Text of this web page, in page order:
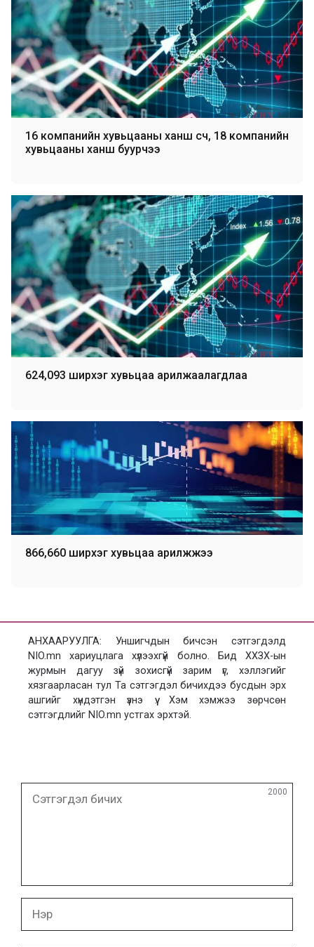
16 компанийн хувьцааны ханш өсч, 18 компанийн
хувьцааны ханш буурчээ
624,093 ширхэг хувьцаа арилжаалагдлаа
866,660 ширхэг хувьцаа арилжжээ
АНХААРУУЛГА: Уншигчдын бичсэн сэтгэгдэлд
NIO.mn хариуцлага хүлээхгүй болно. Бид ХХЗХ-ын
журмын дагуу зүй зохисгүй зарим үг, хэллэгийг
хязгаарласан тул Та сэтгэгдэл бичихдээ бусдын эрх
ашгийг хүндэтгэн үзнэ үү. Хэм хэмжээ зөрчсөн
сэтгэгдлийг NIO.mn устгах эрхтэй.
бичих
2000